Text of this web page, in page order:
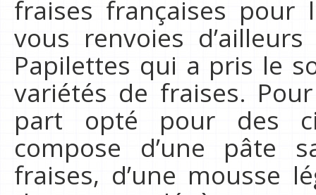
fraises françaises pour
vous renvoies
Papilettes qui a pris le
variétés de fraises.
part opté pour des
compose d’une pâte
fraises, d’une mousse